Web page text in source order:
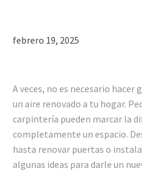
febrero 19, 2025
A veces, no es necesario
un aire renovado a tu hogar.
carpintería pueden marcar la
completamente un espacio.
hasta renovar puertas o
algunas ideas para darle un